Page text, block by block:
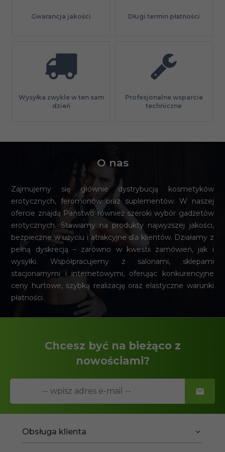
Gwarancja jakości Długi termin płatności
Wysyłka zwykle w ten sam
dzień
Profesjonalne wsparcie
techniczne
O nas
Zajmujemy się głównie dystrybucją kosmetyków
erotycznych, feromonów oraz suplementów. W naszej
ofercie znajdą Państwo również szeroki wybór gadżetów
erotycznych. Stawiamy na produkty najwyższej jakości,
bezpieczne w użyciu i atrakcyjne dla klientów. Działamy z
pełną dyskrecją – zarówno w kwestii zamówień, jak i
wysyłki. Współpracujemy z salonami, sklepami
stacjonarnymi i internetowymi, oferując konkurencyjne
ceny hurtowe, szybką realizację oraz elastyczne warunki
płatności.
Chcesz być na bieżąco z
nowościami?
Obsługa klienta